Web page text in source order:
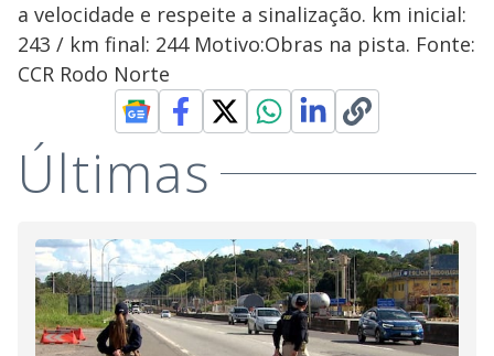
a velocidade e respeite a sinalização. km inicial:
243 / km final: 244 Motivo:Obras na pista. Fonte:
CCR Rodo Norte
Últimas